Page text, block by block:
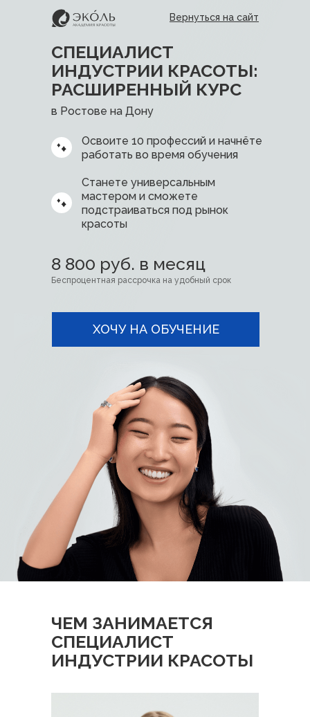
СПЕЦИАЛИСТ
ИНДУСТРИИ КРАСОТЫ:
РАСШИРЕННЫЙ КУРС
Освоите 10 профессий и начнёте
работать во время обучения
Станете универсальным
мастером и сможете
подстраиваться под рынок
красоты
в Ростове на Дону
8 800 руб. в месяц
Беспроцентная рассрочка на удобный срок
ХОЧУ НА ОБУЧЕНИЕ
Вернуться на сайт
ЧЕМ ЗАНИМАЕТСЯ
СПЕЦИАЛИСТ
ИНДУСТРИИ КРАСОТЫ